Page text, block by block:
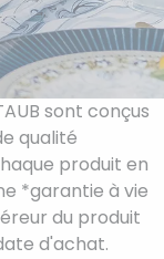
sont conçus
qualité
produit en
*garantie à vie
du produit
d'achat.